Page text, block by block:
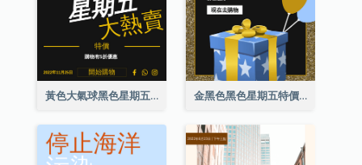
黃色大氣球黑色星期五特價海報 金黑色黑色星期五特價海報